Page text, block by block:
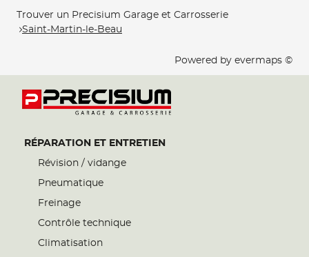
Trouver un Precisium Garage et Carrosserie
Saint-Martin-le-Beau
Powered by evermaps ©
RÉPARATION ET ENTRETIEN
Révision / vidange
Pneumatique
Freinage
Contrôle technique
Climatisation